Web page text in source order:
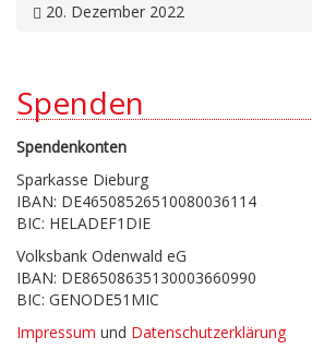
20. Dezember 2022
Spenden
Spendenkonten
Sparkasse Dieburg
IBAN: DE46508526510080036114
BIC: HELADEF1DIE
Volksbank Odenwald eG
IBAN: DE86508635130003660990
BIC: GENODE51MIC
Impressum und Datenschutzerklärung